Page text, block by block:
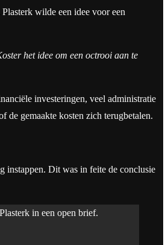
wilde een idee voor een
het idee om een octrooi aan te
investeringen, veel administratie
gemaakte kosten zich terugbetalen.
instappen. Dit was in feite de conclusie
in een open brief.